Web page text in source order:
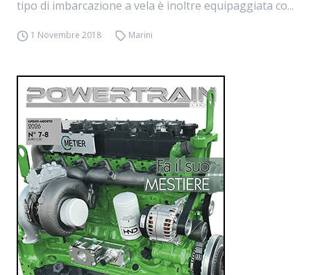
tipo di imbarcazione a vela è inoltre equipaggiata co...
1 Novembre 2018 Marini